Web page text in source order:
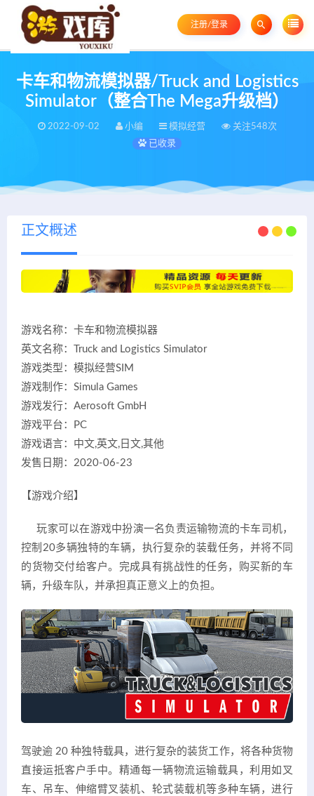
注册/登录
卡车和物流模拟器/Truck and Logistics
Simulator（整合The Mega升级档）
2022-09-02 小编 模拟经营
关注548次
已收录
正文概述
游戏名称：卡车和物流模拟器
英文名称：Truck and Logistics Simulator
游戏类型：模拟经营SIM
游戏制作：Simula Games
游戏发行：Aerosoft GmbH
游戏平台：PC
游戏语言：中文,英文,日文,其他
发售日期：2020-06-23
【游戏介绍】
玩家可以在游戏中扮演一名负责运输物流的卡车司机，
控制20多辆独特的车辆，执行复杂的装载任务，并将不同
的货物交付给客户。完成具有挑战性的任务，购买新的车
辆，升级车队，并承担真正意义上的负担。
驾驶逾 20 种独特载具，进行复杂的装货工作，将各种货物
直接运抵客户手中。精通每一辆物流运输载具，利用如叉
车、吊车、伸缩臂叉装机、轮式装载机等多种车辆，进行